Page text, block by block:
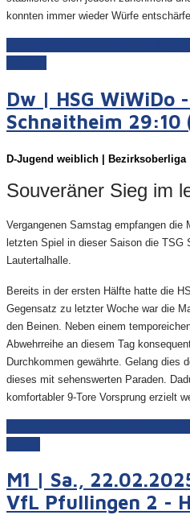
konnten immer wieder Würfe
Dw | HSG WiWiDo -
Schnaitheim 29:10
D-Jugend weiblich | Bezirksoberliga
Souveräner Sieg im
Vergangenen Samstag empfangen die
letzten Spiel in dieser Saison die TSG
Lautertalhalle.
Bereits in der ersten Hälfte hatte die
Gegensatz zu letzter Woche war die
den Beinen. Neben einem
Abwehrreihe an diesem Tag
Durchkommen gewährte. Gelang dies
dieses mit sehenswerten Paraden.
komfortabler 9-Tore Vorsprung erzielt
M1 | Sa.,
VfL Pfullingen 2 -